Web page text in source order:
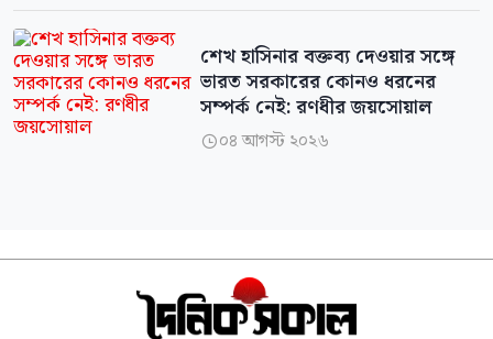
শেখ হাসিনার বক্তব্য দেওয়ার সঙ্গে
ভারত সরকারের কোনও ধরনের
সম্পর্ক নেই: রণধীর জয়সোয়াল
০৪ আগস্ট ২০২৬